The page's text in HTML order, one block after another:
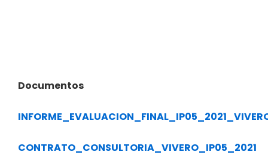
Documentos
CONTRATO_CONSULTORIA_VIVERO_IP05_2021